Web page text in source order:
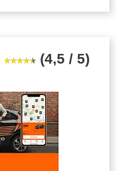
(4,5 / 5)